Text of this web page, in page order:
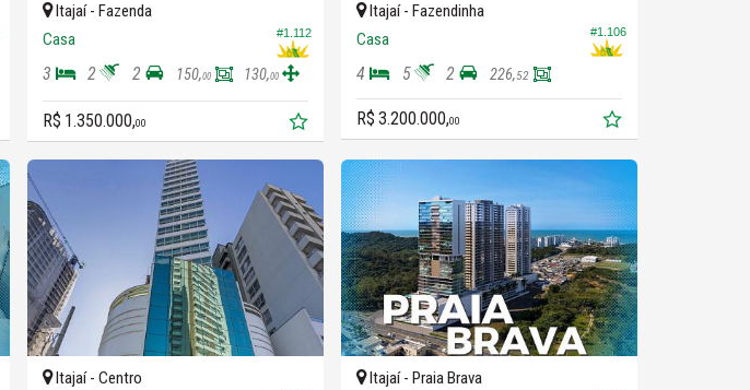
#1.112
Itajaí - Fazenda
Casa
3 2 2 150,00 130,00
R$ 1.350.000,00
#1.106
Itajaí - Fazendinha
Casa
4 5 2 226,52
R$ 3.200.000,00
Itajaí - Centro
Itajaí - Praia Brava